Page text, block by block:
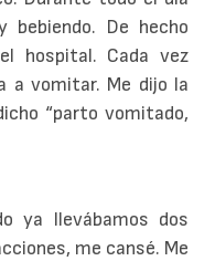
bebiendo. De hecho
hospital. Cada vez
a vomitar. Me dijo la
“parto vomitado,
ya llevábamos dos
me cansé. Me